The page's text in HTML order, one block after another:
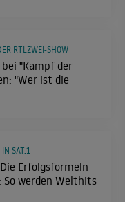
"Kampf der
"Wer ist die
RTLZWEI-SHOW
Erfolgsformeln
So werden Welthits
SAT.1